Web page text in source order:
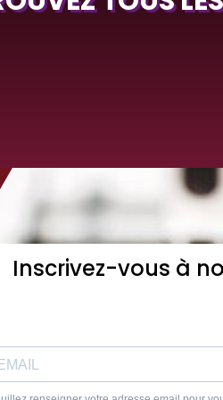
Inscrivez-vous à